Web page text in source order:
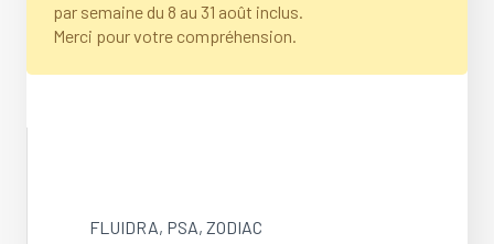
par semaine du 8 au 31 août inclus.
Merci pour votre compréhension.
FLUIDRA, PSA, ZODIAC